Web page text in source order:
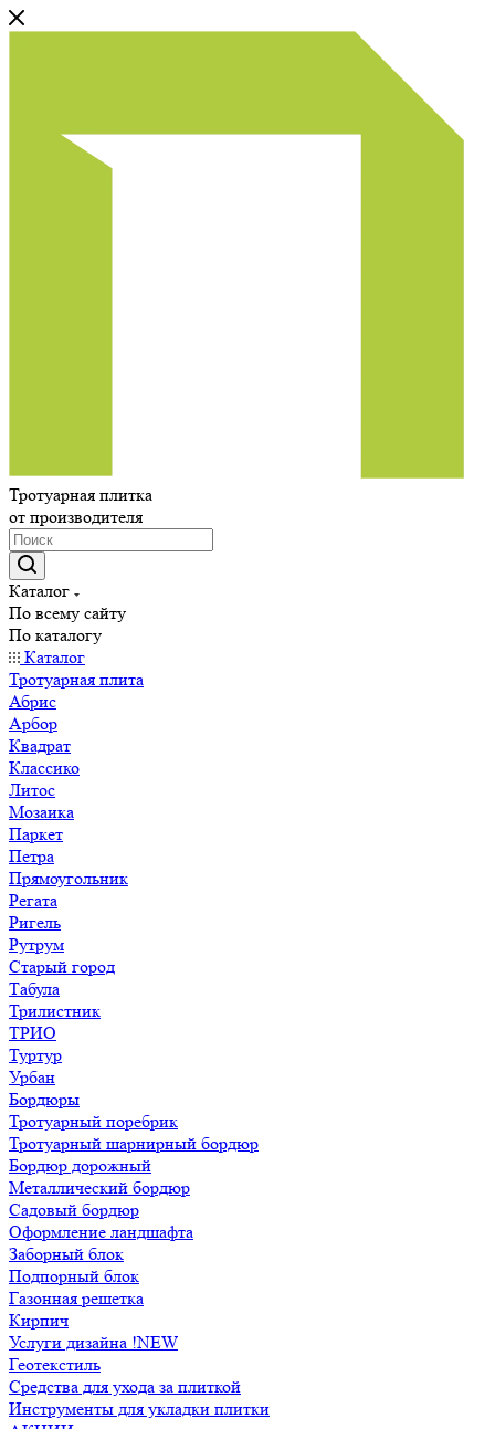
Тротуарная плитка
от производителя
Каталог
По всему сайту
По каталогу
Каталог
Тротуарная плита
Абрис
Арбор
Квадрат
Классико
Литос
Мозаика
Паркет
Петра
Прямоугольник
Регата
Ригель
Рутрум
Старый город
Табула
Трилистник
ТРИО
Туртур
Урбан
Бордюры
Тротуарный поребрик
Тротуарный шарнирный бордюр
Бордюр дорожный
Металлический бордюр
Садовый бордюр
Оформление ландшафта
Заборный блок
Подпорный блок
Газонная решетка
Кирпич
Услуги дизайна !NEW
Геотекстиль
Средства для ухода за плиткой
Инструменты для укладки плитки